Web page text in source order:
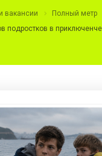
вакансии
Полный метр
подростков в